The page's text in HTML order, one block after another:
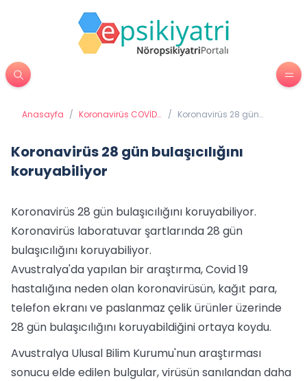
Anasayfa / Koronavirüs COVİD
/ Koronavirüs 28 gün
Koronavirüs 28 gün bulaşıcılığını
koruyabiliyor
Koronavirüs 28 gün bulaşıcılığını koruyabiliyor.
Koronavirüs laboratuvar şartlarında 28 gün
bulaşıcılığını koruyabiliyor.
Avustralya'da yapılan bir araştırma, Covid 19
hastalığına neden olan koronavirüsün, kağıt para,
telefon ekranı ve paslanmaz çelik ürünler üzerinde
28 gün bulaşıcılığını koruyabildiğini ortaya koydu.
Avustralya Ulusal Bilim Kurumu'nun araştırması
sonucu elde edilen bulgular, virüsün sanılandan daha